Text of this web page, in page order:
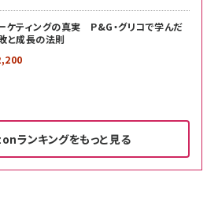
ケティングの真実 P&G・グリコで学んだ
と成長の法則
ランキングをもっと見る